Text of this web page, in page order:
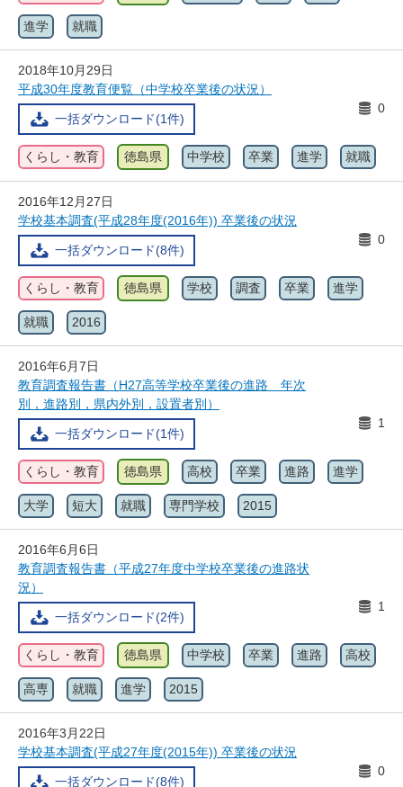
進学 就職
2018年10月29日
平成30年度教育便覧（中学校卒業後の状況）
一括ダウンロード(1件)
0
くらし・教育 徳島県 中学校 卒業 進学 就職
2016年12月27日
学校基本調査(平成28年度(2016年)) 卒業後の状況
一括ダウンロード(8件)
0
くらし・教育 徳島県 学校 調査 卒業 進学
就職 2016
2016年6月7日
教育調査報告書（H27高等学校卒業後の進路 年次
別，進路別，県内外別，設置者別）
一括ダウンロード(1件)
1
くらし・教育 徳島県 高校 卒業 進路 進学
大学 短大 就職 専門学校 2015
2016年6月6日
教育調査報告書（平成27年度中学校卒業後の進路状
況）
一括ダウンロード(2件)
1
くらし・教育 徳島県 中学校 卒業 進路 高校
高専 就職 進学 2015
2016年3月22日
学校基本調査(平成27年度(2015年)) 卒業後の状況
一括ダウンロード(8件)
0